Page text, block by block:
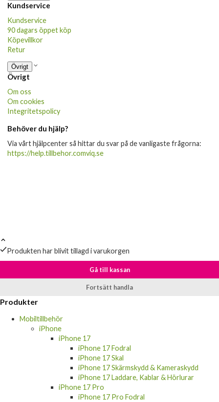
Kundservice
Kundservice
90 dagars öppet köp
Köpevillkor
Retur
Övrigt
Övrigt
Om oss
Om cookies
Integritetspolicy
Behöver du hjälp?
Via vårt hjälpcenter så hittar du svar på de vanligaste frågorna:
https://help.tillbehor.comviq.se
Produkten har blivit tillagd i varukorgen
Gå till kassan
Fortsätt handla
Produkter
Mobiltillbehör
iPhone
iPhone 17
iPhone 17 Fodral
iPhone 17 Skal
iPhone 17 Skärmskydd & Kameraskydd
iPhone 17 Laddare, Kablar & Hörlurar
iPhone 17 Pro
iPhone 17 Pro Fodral